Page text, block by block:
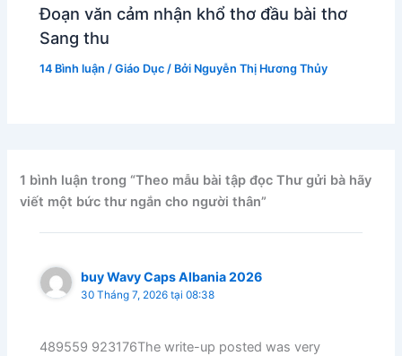
Đoạn văn cảm nhận khổ thơ đầu bài thơ
Sang thu
14 Bình luận /Giáo Dục / Bởi Nguyễn Thị Hương Thủy
1 bình luận trong “Theo mẫu bài tập đọc Thư gửi bà hãy
viết một bức thư ngắn cho người thân”
buy Wavy Caps Albania 2026
30 Tháng 7, 2026 tại 08:38
489559 923176The write-up posted was very